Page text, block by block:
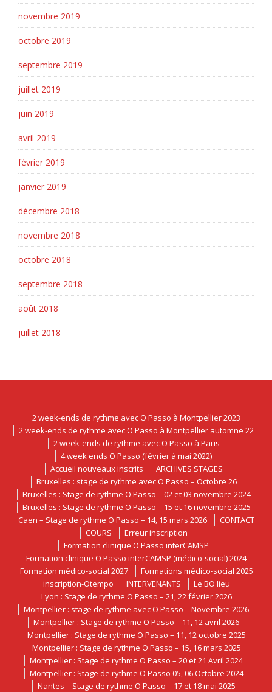
novembre 2019
octobre 2019
septembre 2019
juillet 2019
juin 2019
avril 2019
février 2019
janvier 2019
décembre 2018
novembre 2018
octobre 2018
septembre 2018
août 2018
juillet 2018
2 week-ends de rythme avec O Passo à Montpellier 2023
2 week-ends de rythme avec O Passo à Montpellier automne 22
2 week-ends de rythme avec O Passo à Paris
4 week ends O Passo (février à mai 2022)
Accueil nouveaux inscrits
ARCHIVES STAGES
Bruxelles : stage de rythme avec O Passo – Octobre 26
Bruxelles : Stage de rythme O Passo – 02 et 03 novembre 2024
Bruxelles : Stage de rythme O Passo – 15 et 16 novembre 2025
Caen – Stage de rythme O Passo – 14, 15 mars 2026
CONTACT
COURS
Erreur inscription
Formation clinique O Passo interCAMSP
Formation clinique O Passo interCAMSP (médico-social) 2024
Formation médico-social 2027
Formations médico-social 2025
inscription-Otempo
INTERVENANTS
Le BO lieu
Lyon : Stage de rythme O Passo – 21, 22 février 2026
Montpellier : stage de rythme avec O Passo – Novembre 2026
Montpellier : Stage de rythme O Passo – 11, 12 avril 2026
Montpellier : Stage de rythme O Passo – 11, 12 octobre 2025
Montpellier : Stage de rythme O Passo – 15, 16 mars 2025
Montpellier : Stage de rythme O Passo – 20 et 21 Avril 2024
Montpellier : Stage de rythme O Passo 05, 06 Octobre 2024
Nantes – Stage de rythme O Passo – 17 et 18 mai 2025